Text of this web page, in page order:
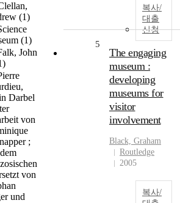
(1)
(1)
John
Darbel
von
;
von
und
복사/
대출
신청
5
The engaging
museum :
developing
museums for
visitor
involvement
Black, Graham
Routledge
2005
복사/